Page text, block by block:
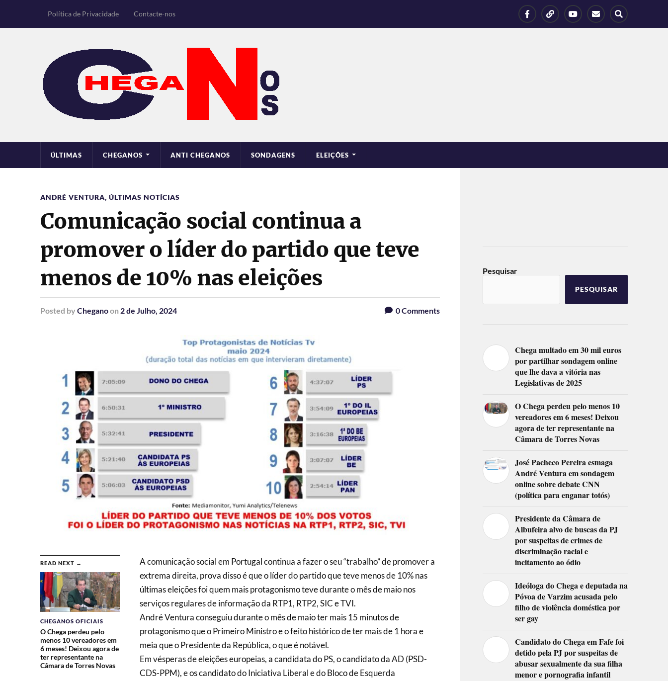
Política de Privacidade Contacte-nos
ÚLTIMAS CHEGANOS ANTI CHEGANOS SONDAGENS ELEIÇÕES
ANDRÉ VENTURA, ÚLTIMAS NOTÍCIAS
Comunicação social continua a
promover o líder do partido que teve
menos de 10% nas eleições
Posted by Cheganoon 2 de Julho, 2024 0Comments
READ NEXT →
CHEGANOS OFICIAIS
O Chega perdeu pelo
menos 10 vereadores em
6 meses! Deixou agora de
ter representante na
Câmara de Torres Novas
A comunicação social em Portugal continua a fazer o seu “trabalho” de promover a
extrema direita, prova disso é que o líder do partido que teve menos de 10% nas
últimas eleições foi quem mais protagonismo teve durante o mês de maio nos
serviços regulares de informação da RTP1, RTP2, SIC e TVI.
André Ventura conseguiu durante o mês de maio ter mais 15 minutos de
protagonismo que o Primeiro Ministro e o feito histórico de ter mais de 1 hora e
meia que o Presidente da República, o que é notável.
Em vésperas de eleições europeias, a candidata do PS, o candidato da AD (PSD-
CDS-PPM), e os candidato do Iniciativa Liberal e do Bloco de Esquerda
Pesquisar
PESQUISAR
Chega multado em 30 mil euros
por partilhar sondagem online
que lhe dava a vitória nas
Legislativas de 2025
O Chega perdeu pelo menos 10
vereadores em 6 meses! Deixou
agora de ter representante na
Câmara de Torres Novas
José Pacheco Pereira esmaga
André Ventura em sondagem
online sobre debate CNN
(política para enganar totós)
Presidente da Câmara de
Albufeira alvo de buscas da PJ
por suspeitas de crimes de
discriminação racial e
incitamento ao ódio
Ideóloga do Chega e deputada na
Póvoa de Varzim acusada pelo
filho de violência doméstica por
ser gay
Candidato do Chega em Fafe foi
detido pela PJ por suspeitas de
abusar sexualmente da sua filha
menor e pornografia infantil